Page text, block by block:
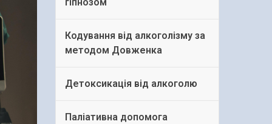
Кодування від алкоголізму за
методом Довженка
Детоксикація від алкоголю
Паліативна допомога